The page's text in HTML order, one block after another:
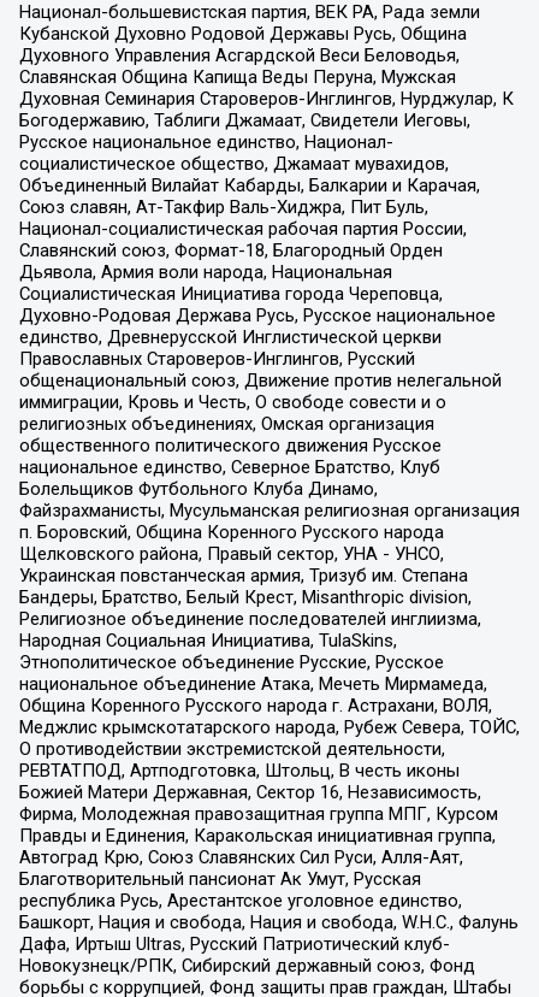
Национал-большевистская партия, ВЕК РА, Рада земли
Кубанской Духовно Родовой Державы Русь, Община
Духовного Управления Асгардской Веси Беловодья,
Славянская Община Капища Веды Перуна, Мужская
Духовная Семинария Староверов-Инглингов, Нурджулар, К
Богодержавию, Таблиги Джамаат, Свидетели Иеговы,
Русское национальное единство, Национал-
социалистическое общество, Джамаат мувахидов,
Объединенный Вилайат Кабарды, Балкарии и Карачая,
Союз славян, Ат-Такфир Валь-Хиджра, Пит Буль,
Национал-социалистическая рабочая партия России,
Славянский союз, Формат-18, Благородный Орден
Дьявола, Армия воли народа, Национальная
Социалистическая Инициатива города Череповца,
Духовно-Родовая Держава Русь, Русское национальное
единство, Древнерусской Инглистической церкви
Православных Староверов-Инглингов, Русский
общенациональный союз, Движение против нелегальной
иммиграции, Кровь и Честь, О свободе совести и о
религиозных объединениях, Омская организация
общественного политического движения Русское
национальное единство, Северное Братство, Клуб
Болельщиков Футбольного Клуба Динамо,
Файзрахманисты, Мусульманская религиозная организация
п. Боровский, Община Коренного Русского народа
Щелковского района, Правый сектор, УНА - УНСО,
Украинская повстанческая армия, Тризуб им. Степана
Бандеры, Братство, Белый Крест, Misanthropic division,
Религиозное объединение последователей инглиизма,
Народная Социальная Инициатива, TulaSkins,
Этнополитическое объединение Русские, Русское
национальное объединение Атака, Мечеть Мирмамеда,
Община Коренного Русского народа г. Астрахани, ВОЛЯ,
Меджлис крымскотатарского народа, Рубеж Севера, ТОЙС,
О противодействии экстремистской деятельности,
РЕВТАТПОД, Артподготовка, Штольц, В честь иконы
Божией Матери Державная, Сектор 16, Независимость,
Фирма, Молодежная правозащитная группа МПГ, Курсом
Правды и Единения, Каракольская инициативная группа,
Автоград Крю, Союз Славянских Сил Руси, Алля-Аят,
Благотворительный пансионат Ак Умут, Русская
республика Русь, Арестантское уголовное единство,
Башкорт, Нация и свобода, Нация и свобода, W.H.С., Фалунь
Дафа, Иртыш Ultras, Русский Патриотический клуб-
Новокузнецк/РПК, Сибирский державный союз, Фонд
борьбы с коррупцией, Фонд защиты прав граждан, Штабы